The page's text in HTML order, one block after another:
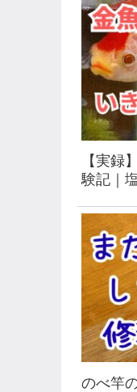
【実録
験記｜
のべ竿